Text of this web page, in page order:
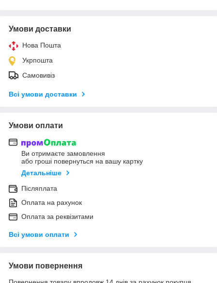
Умови доставки
Нова Пошта
Укрпошта
Самовивіз
Всі умови доставки
Умови оплати
Ви отримаєте замовлення
або гроші повернуться на вашу картку
Детальніше
Післяплата
Оплата на рахунок
Оплата за реквізитами
Всі умови оплати
Умови повернення